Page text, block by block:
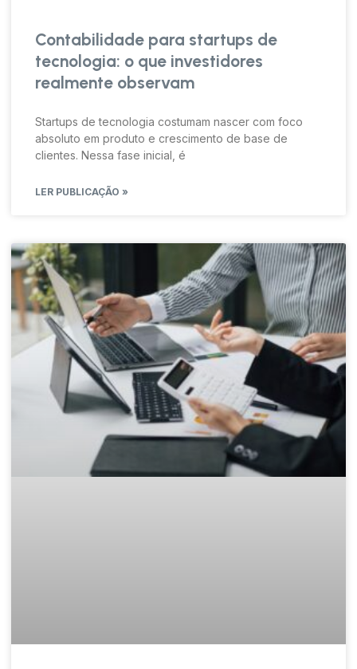
Contabilidade para startups de
tecnologia: o que investidores
realmente observam
Startups de tecnologia costumam nascer com foco
absoluto em produto e crescimento de base de
clientes. Nessa fase inicial, é
LER PUBLICAÇÃO »